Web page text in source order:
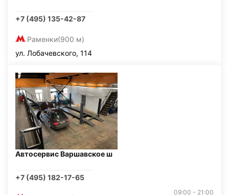
+7 (495) 135-42-87
Раменки(900 м)
ул. Лобачевского, 114
Автосервис Варшавское ш
+7 (495) 182-17-65
09:00 - 21:00